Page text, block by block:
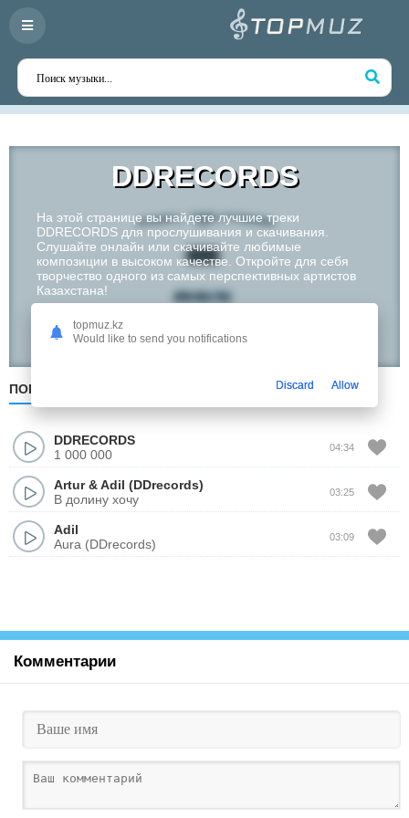
DDRECORDS
На этой странице вы найдете лучшие треки
DDRECORDS для прослушивания и скачивания.
Слушайте онлайн или скачивайте любимые
композиции в высоком качестве. Откройте для себя
творчество одного из самых перспективных артистов
Казахстана!
ПОПУЛЯРНЫЕ ПО АЛФАВИТУ
DDRECORDS
1 000 000
04:34
Artur&Adil (DDrecords)
В долину хочу
03:25
Adil
Aura (DDrecords)
03:09
Комментарии
topmuz.kz
Would like to send you notifications
Discard Allow